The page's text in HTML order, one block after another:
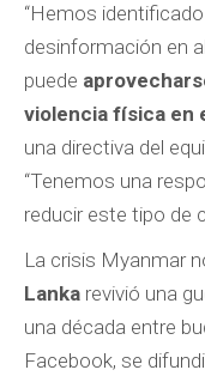
“Hemos
desinformación en
puede
violencia física en
una directiva del
“Tenemos una
reducir este tipo de
La crisis Myanmar
Lanka revivió una
una década entre
Facebook, se